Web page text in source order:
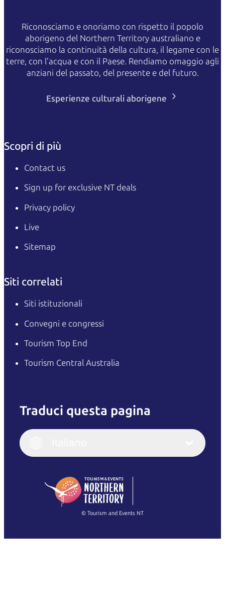
Riconosciamo e onoriamo con rispetto il popolo
aborigeno del Northern Territory australiano e
riconosciamo la continuità della cultura, il legame con le
terre, con l'acqua e con il Paese. Rendiamo omaggio agli
anziani del passato, del presente e del futuro.
Esperienze culturali aborigene
Scopri di più
Contact us
Sign up for exclusive NT deals
Privacy policy
Live
Sitemap
Siti correlati
Siti istituzionali
Convegni e congressi
Tourism Top End
Tourism Central Australia
Traduci questa pagina
English
(Singapore)
Français
Italiano
繁體中文
© Tourism and Events NT